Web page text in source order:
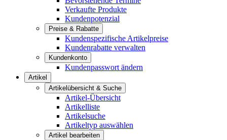
Verkaufte Produkte
Kundenpotenzial
Preise & Rabatte
Kundenspezifische Artikelpreise
Kundenrabatte verwalten
Kundenkonto
Kundenpasswort ändern
Artikel
Artikelübersicht & Suche
Artikel-Übersicht
Artikelliste
Artikelsuche
Artikeltyp auswählen
Artikel bearbeiten